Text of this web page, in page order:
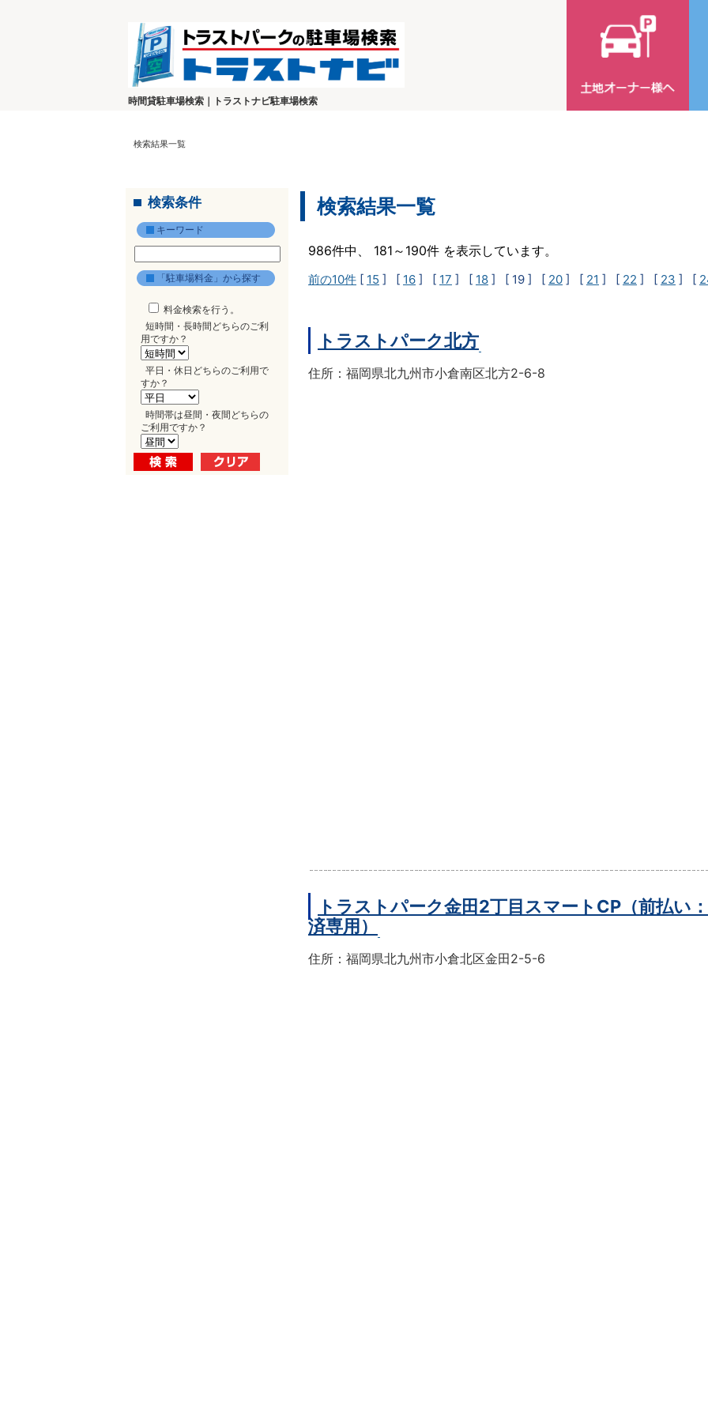
時間貸駐車場検索｜トラストナビ駐車場検索
検索結果一覧
検索条件
キーワード
「駐車場料金」から探す
料金検索を行う。
短時間・長時間どちらのご利
用ですか？
平日・休日どちらのご利用で
すか？
時間帯は昼間・夜間どちらの
ご利用ですか？
検索結果一覧
986件中、 181～190件 を表示しています。
前の10件 [ 15 ] [ 16 ] [ 17 ] [ 18 ] [ 19 ] [ 20 ] [ 21 ] [ 22 ] [ 23 ] [
トラストパーク北方
住所：福岡県北九州市小倉南区北方2-6-8
トラストパーク金田2丁目スマートCP（前払い
済専用）
住所：福岡県北九州市小倉北区金田2-5-6